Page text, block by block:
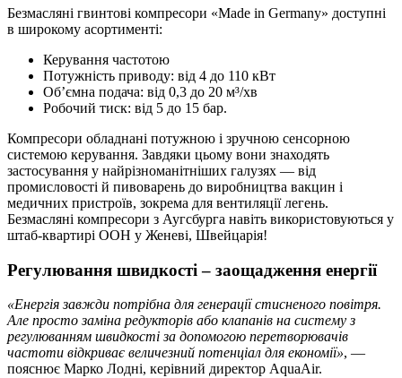
Безмасляні гвинтові компресори «Made in Germany» доступні
в широкому асортименті:
Керування частотою
Потужність приводу: від 4 до 110 кВт
Об’ємна подача: від 0,3 до 20 м³/хв
Робочий тиск: від 5 до 15 бар.
Компресори обладнані потужною і зручною сенсорною
системою керування. Завдяки цьому вони знаходять
застосування у найрізноманітніших галузях — від
промисловості й пивоварень до виробництва вакцин і
медичних пристроїв, зокрема для вентиляції легень.
Безмасляні компресори з Аугсбурга навіть використовуються у
штаб-квартирі ООН у Женеві, Швейцарія!
Регулювання швидкості – заощадження енергії
«Енергія завжди потрібна для генерації стисненого повітря.
Але просто заміна редукторів або клапанів на систему з
регулюванням швидкості за допомогою перетворювачів
частоти відкриває величезний потенціал для економії», —
пояснює Марко Лодні, керівний директор AquaAir.